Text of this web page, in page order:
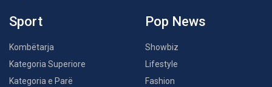
Sport
Kombëtarja
Kategoria Superiore
Kategoria e Parë
Pop News
Showbiz
Lifestyle
Fashion